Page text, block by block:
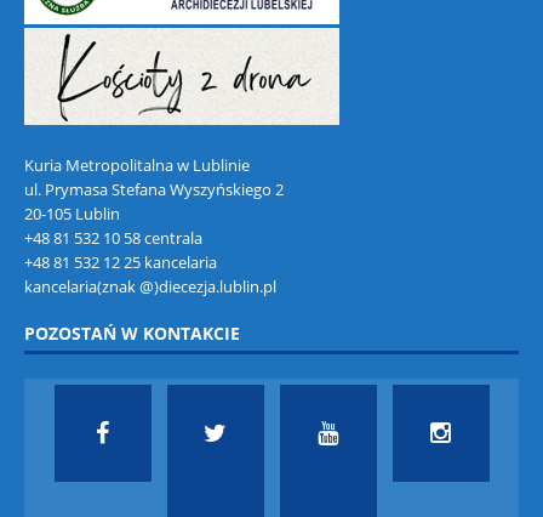
Kuria Metropolitalna w Lublinie
ul. Prymasa Stefana Wyszyńskiego 2
20-105 Lublin
+48 81 532 10 58 centrala
+48 81 532 12 25 kancelaria
kancelaria(znak @)diecezja.lublin.pl
POZOSTAŃ W KONTAKCIE